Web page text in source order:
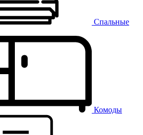
Спальные
Комоды